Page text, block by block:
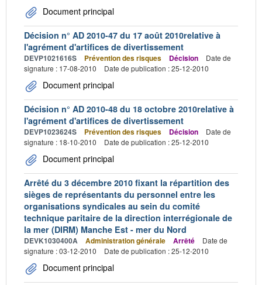
Document principal
Décision n° AD 2010-47 du 17 août 2010relative à
l'agrément d'artifices de divertissement
DEVP1021616S Prévention des risques Décision
Date de
signature : 17-08-2010
Date de publication : 25-12-2010
Document principal
Décision n° AD 2010-48 du 18 octobre 2010relative à
l'agrément d'artifices de divertissement
DEVP1023624S Prévention des risques Décision
Date de
signature : 18-10-2010
Date de publication : 25-12-2010
Document principal
Arrêté du 3 décembre 2010 fixant la répartition des
sièges de représentants du personnel entre les
organisations syndicales au sein du comité
technique paritaire de la direction interrégionale de
la mer (DIRM) Manche Est - mer du Nord
DEVK1030400A Administration générale Arrêté
Date de
signature : 03-12-2010
Date de publication : 25-12-2010
Document principal